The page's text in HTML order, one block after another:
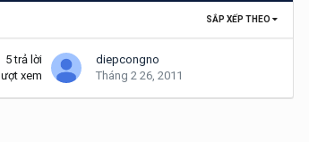
SẮP XẾP THEO
5 trả lời
lượt xem
diepcongno
Tháng 2 26, 2011